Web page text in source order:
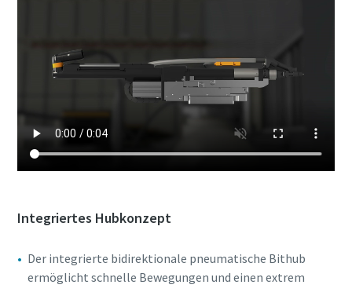
Integriertes Hubkonzept
Der integrierte bidirektionale pneumatische Bithub
ermöglicht schnelle Bewegungen und einen extrem